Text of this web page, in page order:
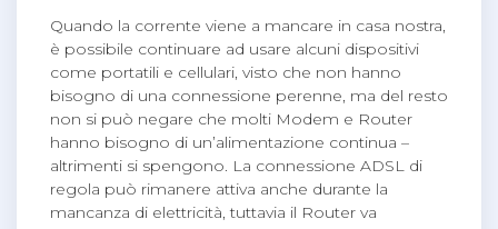
Quando la corrente viene a mancare in casa nostra,
è possibile continuare ad usare alcuni dispositivi
come portatili e cellulari, visto che non hanno
bisogno di una connessione perenne, ma del resto
non si può negare che molti Modem e Router
hanno bisogno di un’alimentazione continua –
altrimenti si spengono. La connessione ADSL di
regola può rimanere attiva anche durante la
mancanza di elettricità, tuttavia il Router va